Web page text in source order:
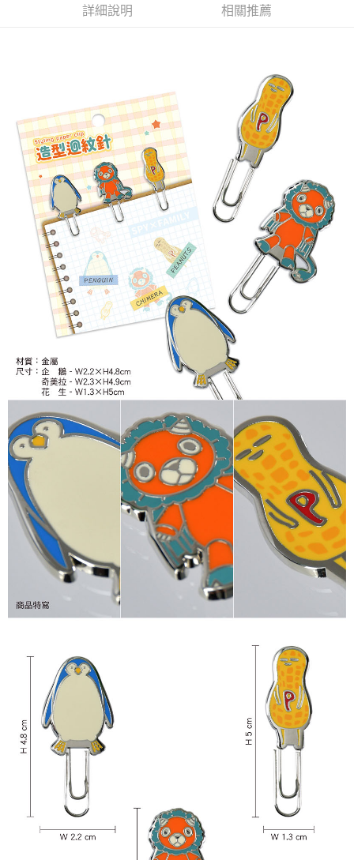
每筆NT$65，滿NT$1,300(含以上)免運費
付款後全家取貨
每筆NT$65，滿NT$1,300(含以上)免運費
(不開放使用，請勿選取）
每筆NT$9,999
7-11取貨付款
每筆NT$65，滿NT$1,300(含以上)免運費
付款後7-11取貨
每筆NT$65，滿NT$1,300(含以上)免運費
每筆NT$100，滿NT$1,300(含以上)免運費
宅配-離島(澎湖/金門/馬祖)-木棉花樂園專用
每筆NT$220
黑貓宅配-貨到付款
每筆NT$150
詳細說明 相關推薦